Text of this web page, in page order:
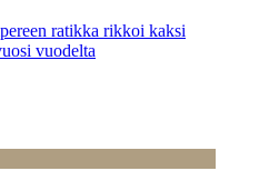
ratikka rikkoi kaksi
vuodelta